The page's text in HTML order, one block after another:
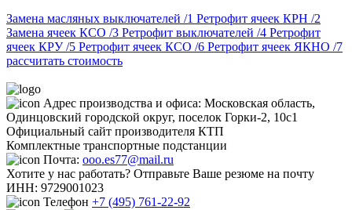
Замена масляных выключателей /1 Ретрофит ячеек КРН /2
Замена ячеек КСО /3 Ретрофит выключателей /4 Ретрофит
ячеек КРУ/5 Ретрофит ячеек КСО /6 Ретрофит ячеек ЯКНО /7
рассчитать стоимость
Адрес производства и офиса: Московская область,
Одинцовский городской округ, поселок Горки-2, 10с1
Официальный сайт производителя КТП
Комплектные транспортные подстанции
Почта: ooo.es77@mail.ru
Хотите у нас работать? Отправьте Ваше резюме на почту
ИНН: 9729001023
Телефон +7 (495) 761-22-92